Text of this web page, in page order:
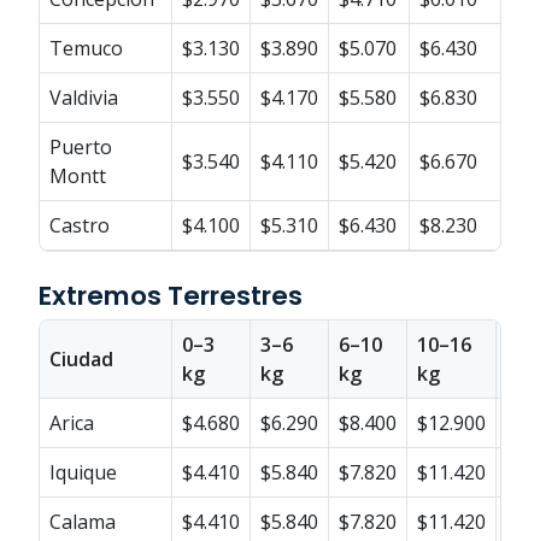
Temuco
$3.130 $3.890 $5.070
$6.430
Valdivia
$3.550 $4.170 $5.580
$6.830
Puerto
Montt
$3.540 $4.110 $5.420 $6.670
Castro $4.100 $5.310 $6.430 $8.230
Extremos Terrestres
Ciudad
0–3
kg
3–6
kg
6–10
kg
10–16
kg
Arica
$4.680 $6.290 $8.400 $12.900
Iquique
$4.410 $5.840 $7.820 $11.420
Calama
$4.410 $5.840 $7.820 $11.420